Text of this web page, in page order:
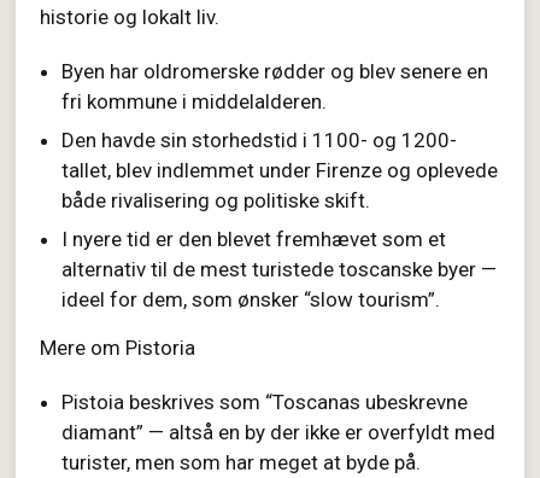
historie og lokalt liv.
Byen har oldromerske rødder og blev senere en
fri kommune i middelalderen.
Den havde sin storhedstid i 1100- og 1200-
tallet, blev indlemmet under Firenze og oplevede
både rivalisering og politiske skift.
I nyere tid er den blevet fremhævet som et
alternativ til de mest turistede toscanske byer —
ideel for dem, som ønsker “slow tourism”.
Mere om Pistoria
Pistoia beskrives som “Toscanas ubeskrevne
diamant” — altså en by der ikke er overfyldt med
turister, men som har meget at byde på.